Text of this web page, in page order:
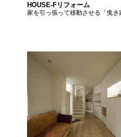
HOUSE-Fリフォーム
家を引っ張って移動させる「曵き